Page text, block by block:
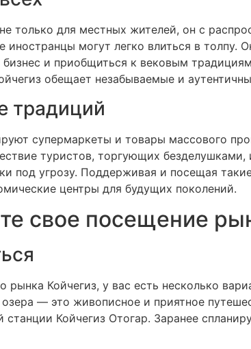
только для местных жителей, он с
иностранцы могут легко влиться в
и приобщиться к вековым
обещает незабываемые и
традиций
супермаркеты и товары массового
туристов, торгующих
под угрозу. Поддерживая и посещая
центры для будущих поколений.
свое посещение
рынка Койчегиз, у вас есть несколько
— это живописное и приятное
станции Койчегиз Отогар. Заранее